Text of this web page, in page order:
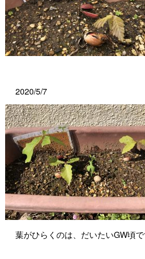
2020/5/7
葉がひらくのは、だいたいGW頃で